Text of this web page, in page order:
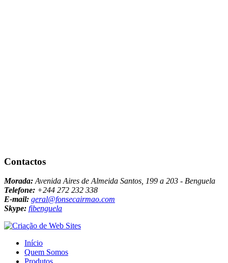
Contactos
Morada: Avenida Aires de Almeida Santos, 199 a 203 - Benguela
Telefone: +244 272 232 338
E-mail: geral@fonsecairmao.com
Skype: fibenguela
Início
Quem Somos